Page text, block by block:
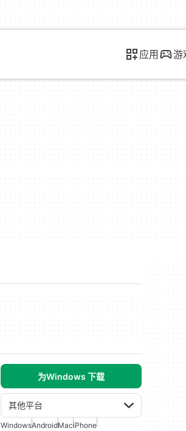
应用 游
为Windows 下载
其他平台
WindowsAndroidMaciPhone